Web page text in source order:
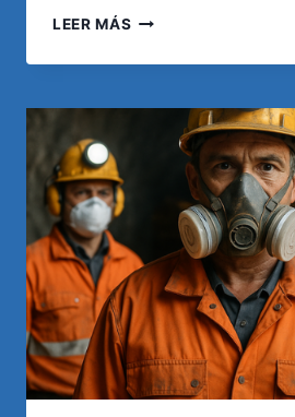
LEER MÁS DOLOR
ESPALDA:
MÁS
COMUNES
ALIVIARLO
MEDICACIÓN